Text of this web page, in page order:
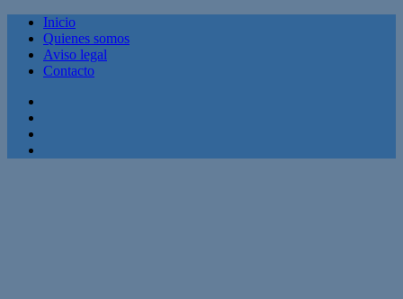
Inicio
Quienes somos
Aviso legal
Contacto